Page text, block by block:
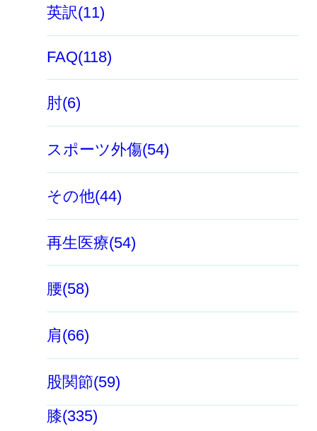
英訳(11)
FAQ(118)
肘(6)
スポーツ外傷(54)
その他(44)
再生医療(54)
腰(58)
肩(66)
股関節(59)
膝(335)